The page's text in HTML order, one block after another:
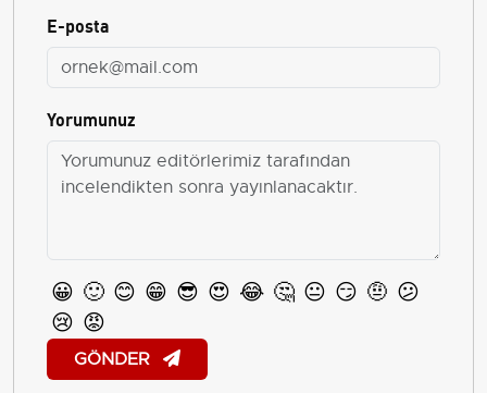
E-posta
Yorumunuz
😀 🙂 😊 😁 😎 😍 😂 🤔 😐 😏 🤨 😕
😢 😡
GÖNDER